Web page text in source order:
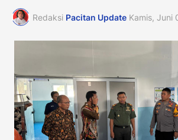
Redaksi Pacitan Update Kamis, Juni